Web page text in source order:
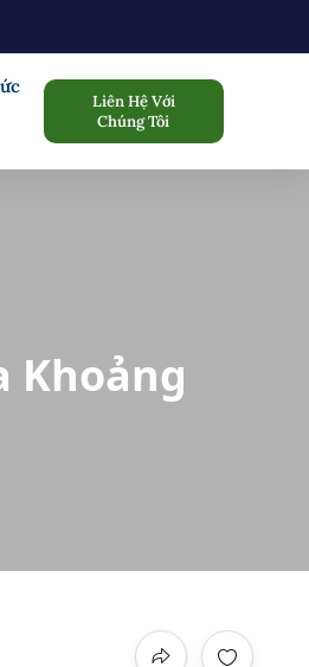
Liên Hệ Với
Chúng Tôi
Khoảng